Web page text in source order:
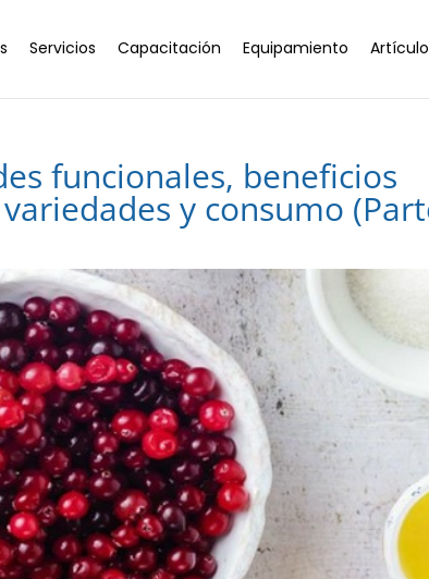
Servicios Capacitación Equipamiento
funcionales, beneficios
y consumo